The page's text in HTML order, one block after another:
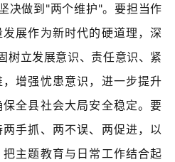
决做到"两个维护"。要担当作
展作为新时代的硬道理，深
树立发展意识、责任意识、紧
增强忧患意识，进一步提升
全县社会大局安全稳定。要
手抓、两不误、两促进，以
主题教育与日常工作结合起